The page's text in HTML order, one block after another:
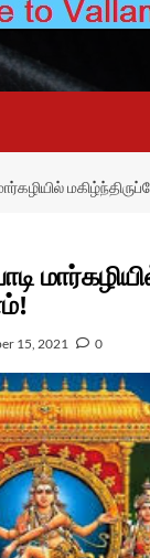
15, 2021 0